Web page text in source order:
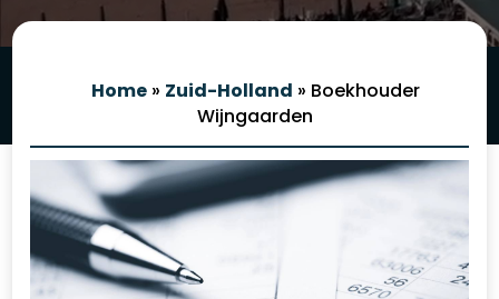
Home» Zuid-Holland » Boekhouder
Wijngaarden